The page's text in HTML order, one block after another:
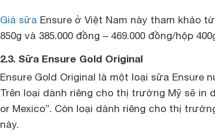
Giá sữa Ensure ở Việt Nam này tham khảo
850g và 385.000 đồng – 469.000 đồng/hộp
2.3. Sữa Ensure Gold Original
Ensure Gold Original là một loại sữa Ensure
Trên loại dành riêng cho thị trường Mỹ sẽ in
or Mexico”. Còn loại dành riêng cho thị
này.